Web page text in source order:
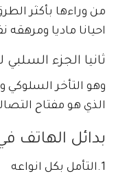
من وراءها بأكثر
احيانا ماديا
ثانيا الجزء
وهو التأخر
الذي هو مفتاح
بدائل الهاتف
1.التأمل بكل انواعه